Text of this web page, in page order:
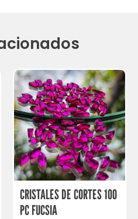
CRISTALES DE CORTES 100
PC FUCSIA